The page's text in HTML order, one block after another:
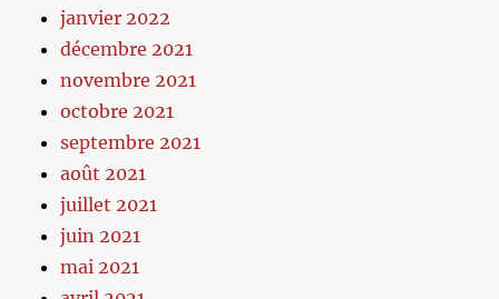
janvier 2022
décembre 2021
novembre 2021
octobre 2021
septembre 2021
août 2021
juillet 2021
juin 2021
mai 2021